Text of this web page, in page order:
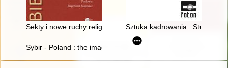
Sekty i nowe ruchy religijne (2005-2024) : materiały do
Sztuka kadrowania :
Sybir - Poland : the image of woman-mother in memories